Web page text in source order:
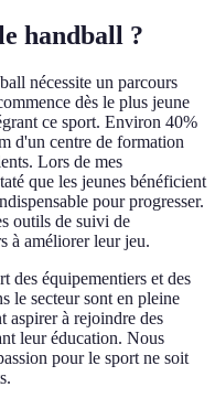
handball ?
nécessite un parcours
dès le plus jeune
ce sport. Environ 40%
d'un centre de formation
Lors de mes
que les jeunes bénéficient
pour progresser.
outils de suivi de
à améliorer leur jeu.
des équipementiers et des
le secteur sont en pleine
aspirer à rejoindre des
leur éducation. Nous
pour le sport ne soit